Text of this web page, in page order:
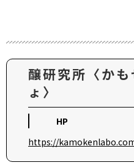
醸研究所〈か
ょ〉
HP
https://